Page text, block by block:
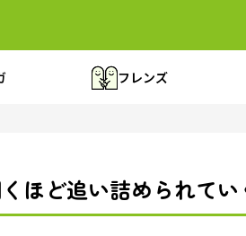
フレンズ
ほど追い詰められてい